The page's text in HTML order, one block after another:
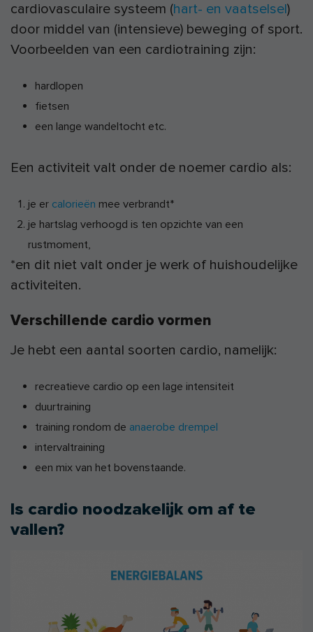
cardiovasculaire systeem (hart- en vaatselsel)
door middel van (intensieve) beweging of sport.
Voorbeelden van een cardiotraining zijn:
hardlopen
fietsen
een lange wandeltocht etc.
Een activiteit valt onder de noemer cardio als:
je er calorieën mee verbrandt*
je hartslag verhoogd is ten opzichte van een
rustmoment,
*en dit niet valt onder je werk of huishoudelijke
activiteiten.
Verschillende cardio vormen
Je hebt een aantal soorten cardio, namelijk:
recreatieve cardio op een lage intensiteit
duurtraining
training rondom de anaerobe drempel
intervaltraining
een mix van het bovenstaande.
Is cardio noodzakelijk om af te
vallen?